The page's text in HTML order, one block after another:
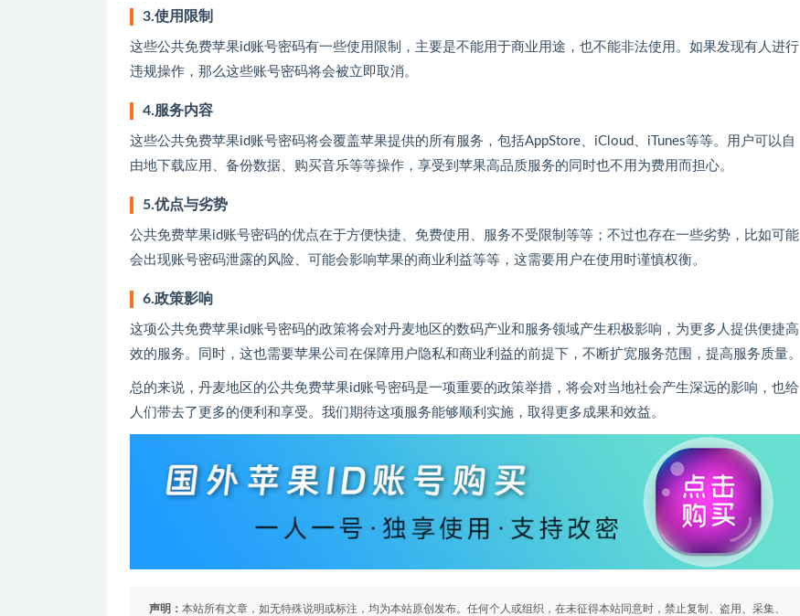
3.使用限制
这些公共免费苹果id账号密码有一些使用限制，主要是不能用于商业用途，也不能非法使用。如果发现有人进行
违规操作，那么这些账号密码将会被立即取消。
4.服务内容
这些公共免费苹果id账号密码将会覆盖苹果提供的所有服务，包括AppStore、iCloud、iTunes等等。用户可以自
由地下载应用、备份数据、购买音乐等等操作，享受到苹果高品质服务的同时也不用为费用而担心。
5.优点与劣势
公共免费苹果id账号密码的优点在于方便快捷、免费使用、服务不受限制等等；不过也存在一些劣势，比如可能
会出现账号密码泄露的风险、可能会影响苹果的商业利益等等，这需要用户在使用时谨慎权衡。
6.政策影响
这项公共免费苹果id账号密码的政策将会对丹麦地区的数码产业和服务领域产生积极影响，为更多人提供便捷高
效的服务。同时，这也需要苹果公司在保障用户隐私和商业利益的前提下，不断扩宽服务范围，提高服务质量。
总的来说，丹麦地区的公共免费苹果id账号密码是一项重要的政策举措，将会对当地社会产生深远的影响，也给
人们带去了更多的便利和享受。我们期待这项服务能够顺利实施，取得更多成果和效益。
声明： 本站所有文章，如无特殊说明或标注，均为本站原创发布。任何个人或组织，在未征得本站同意时，禁止复制、盗用、采集、